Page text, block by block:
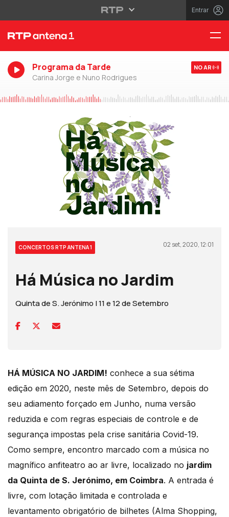
Entrar
Programa da Tarde
Carina Jorge e Nuno Rodrigues
NO AR
CONCERTOS RTP ANTENA 1 02 set, 2020, 12:01
Há Música no Jardim
Quinta de S. Jerónimo | 11 e 12 de Setembro
HÁ MÚSICA NO JARDIM! conhece a sua sétima
edição em 2020, neste mês de Setembro, depois do
seu adiamento forçado em Junho, numa versão
reduzida e com regras especiais de controle e de
segurança impostas pela crise sanitária Covid-19.
Como sempre, encontro marcado com a música no
magnífico anfiteatro ao ar livre, localizado no jardim
da Quinta de S. Jerónimo, em Coimbra. A entrada é
livre, com lotação limitada e controlada e
levantamento obrigatório de bilhetes (Alma Shopping,